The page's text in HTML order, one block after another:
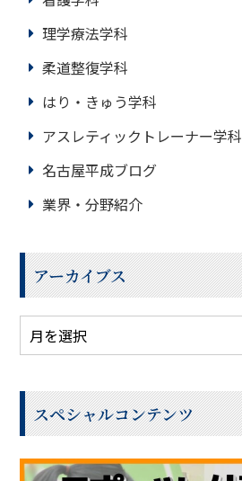
理学療法学科
柔道整復学科
はり・きゅう学科
アスレティックトレーナー学科
名古屋平成ブログ
業界・分野紹介
アーカイブス
スペシャルコンテンツ